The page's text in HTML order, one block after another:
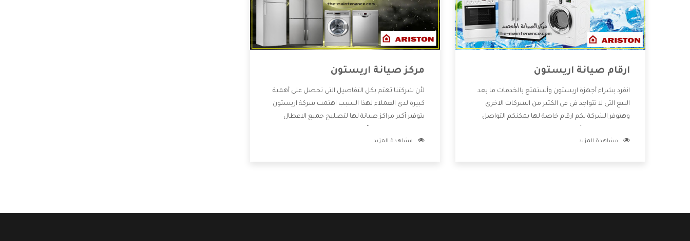
ارقام صيانة اريستون
انفرد بشراء أجهزة اريستون وأستمتع بالخدمات ما بعد
البيع التى لا تتواجد فى فى الكثير من الشركات الاخرى
وهتوفر الشركة لكم ارقام خاصة لها يمكنكم التواصل
بأسعار منخفضة تناسب جميع العملاء من خلال
مشاهدة المزيد
مركز صيانة اريستون
لأن شركتنا تهتم بكل التفاصيل التى تحصل على أهمية
كبيرة لدى العملاء لهذا السبب اهتمت شركة اريستون
بتوفير أكبر مراكز صيانة لها لتصليح جميع الاعطال
فنحن نقدم الافضل لكى نحافظ على مكانتنا وعلى
مشاهدة المزيد